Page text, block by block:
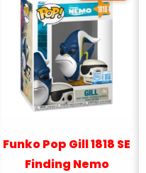
Funko Pop Gill 1818 SE
Finding Nemo